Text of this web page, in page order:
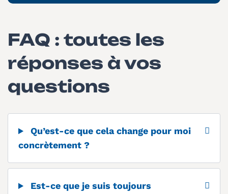
FAQ : toutes les
réponses à vos
questions
Qu’est-ce que cela change pour moi
concrètement ?
Est-ce que je suis toujours